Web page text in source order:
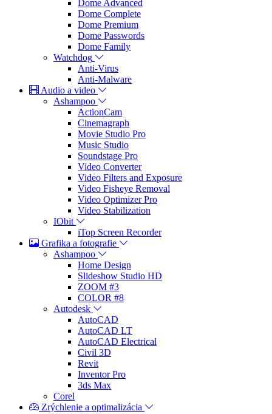
Dome Advanced
Dome Complete
Dome Premium
Dome Passwords
Dome Family
Watchdog
Anti-Virus
Anti-Malware
Audio a video
Ashampoo
ActionCam
Cinemagraph
Movie Studio Pro
Music Studio
Soundstage Pro
Video Converter
Video Filters and Exposure
Video Fisheye Removal
Video Optimizer Pro
Video Stabilization
IObit
iTop Screen Recorder
Grafika a fotografie
Ashampoo
Home Design
Slideshow Studio HD
ZOOM #3
COLOR #8
Autodesk
AutoCAD
AutoCAD LT
AutoCAD Electrical
Civil 3D
Revit
Inventor Pro
3ds Max
Corel
Zrýchlenie a optimalizácia